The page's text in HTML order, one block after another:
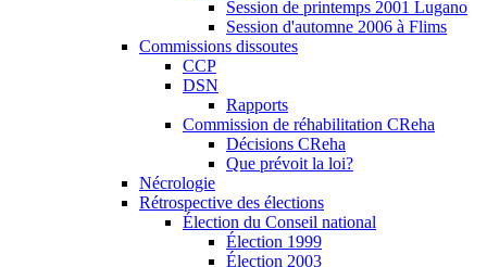
Session de printemps 2001 Lugano
Session d'automne 2006 à Flims
Commissions dissoutes
CCP
DSN
Rapports
Commission de réhabilitation CReha
Décisions CReha
Que prévoit la loi?
Nécrologie
Rétrospective des élections
Élection du Conseil national
Élection 1999
Élection 2003